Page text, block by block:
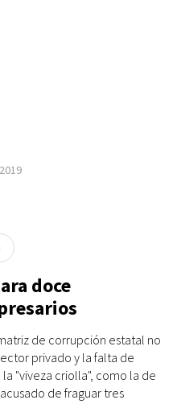
doce
de corrupción estatal no
privado y la falta de
"viveza criolla", como la de
de fraguar tres